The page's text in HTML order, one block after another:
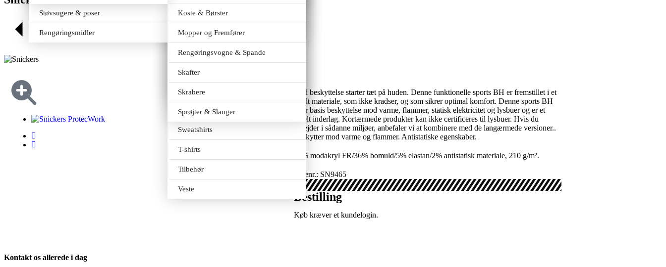
Træsko
Outlet
Knickers
Overalls
Polo
Shorts
Skjorter
Strømper
Sweatshirts
T-shirts
Tilbehør
Veste
Regnjakker
Overalls
Regnsæt
Tilbehør
Waders
Koste & Børster
Mopper og Fremfører
Rengøringsvogne & Spande
Skafter
Skrabere
Sprøjter & Slanger
Støvsugere & poser
Rengøringsmidler
Tilbage
God beskyttelse starter tæt på huden. Denne funktionelle sports BH er fremstillet i et
blødt materiale, som ikke kradser, og som sikrer optimal komfort. Denne sports BH
yder basis beskyttelse mod varme, flammer, statisk elektricitet og lysbuer og er et
ideelt inderlag. Kortærmede produkter kan ikke certificeres til lysbuer. Hvis du
arbejder i sådanne miljøer, anbefaler vi at kombinere med de langærmede versioner..
Beskytter mod varme og flammer. Antistatiske egenskaber.
57% modakryl FR/36% bomuld/5% elastan/2% antistatisk materiale, 210 g/m².
Varenr.: SN9465
Bestilling
Køb kræver et kundelogin.
Kontakt os allerede i dag